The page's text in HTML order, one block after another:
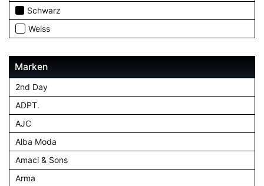
Schwarz
Weiss
Marken
2nd Day
ADPT.
AJC
Alba Moda
Amaci & Sons
Arma